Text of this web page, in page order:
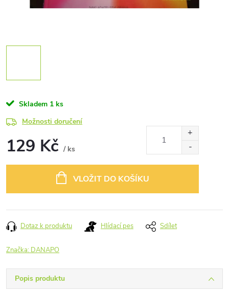
Skladem 1 ks
Možnosti doručení
129 Kč / ks
VLOŽIT DO KOŠÍKU
Dotaz k produktu Hlídací pes Sdílet
Značka: DANAPO
Popis produktu